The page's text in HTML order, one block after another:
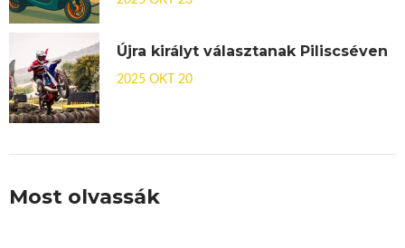
Újra királyt választanak Piliscséven
2025 OKT 20
Most olvassák